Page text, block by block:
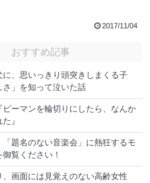
2017/11/04
おすすめ記事
、思いっきり頭突きしまくる子
さ」を知って泣いた話
ピーマンを輪切りにしたら、なんか
』
題名のない音楽会」に熱狂するモ
覧ください！
画面には見覚えのない高齢女性